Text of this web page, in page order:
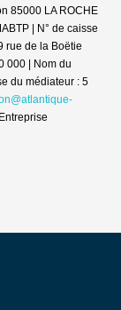
85000 LA ROCHE
| N° de caisse
rue de la Boëtie
000 | Nom du
du médiateur : 5
Entreprise